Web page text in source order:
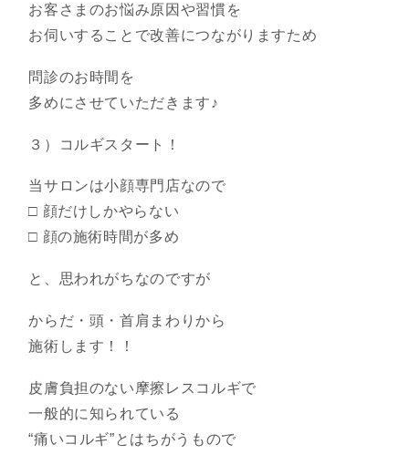
お客さまのお悩み原因や習慣を
お伺いすることで改善につながりますため
問診のお時間を
多めにさせていただきます♪
３）コルギスタート！
当サロンは小顔専門店なので
□ 顔だけしかやらない
□ 顔の施術時間が多め
と、思われがちなのですが
からだ・頭・首肩まわりから
施術します！！
皮膚負担のない摩擦レスコルギで
一般的に知られている
“痛いコルギ”とはちがうもので